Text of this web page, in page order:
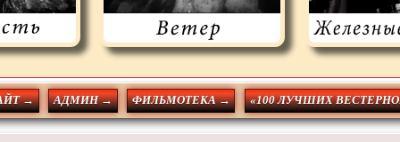
→ АДМИН → ФИЛЬМОТЕКА → «100 ЛУЧШИХ